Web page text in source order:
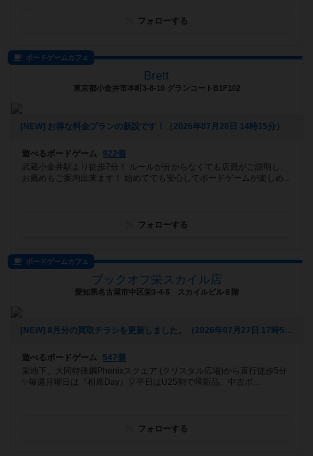
フォローする
ボードゲームカフェ
Brett
東京都小金井市本町3-8-10 グランコートB1F102
[NEW] お得な料金プランの新設です！（2026年07月28日 14時15分）
遊べるボードゲーム
922個
武蔵小金井駅より徒歩7分！ ルールが分からなくても店員がご説明し、
お薦めもご案内出来ます！ 始めてでも安心してボードゲームが楽しめ...
フォローする
ボードゲームカフェ
ブックオフ栄スカイル店
愛知県名古屋市中区栄3-4-5 スカイルビル８階
[NEW] 8月分の買取チラシを更新しました。（2026年07月27日 17時53分）
遊べるボードゲーム
547個
栄地下、大同特殊鋼Phenixスクエア (クリスタル広場)から直行徒歩5分
✨毎週月曜日は『相席Day』🎈平日はU25割で🉐新品、中古ボ...
フォローする